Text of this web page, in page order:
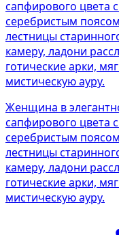
Женщина в
сапфирового
серебристым
лестницы
камеру, ладони
готические арки,
мистическую ауру.